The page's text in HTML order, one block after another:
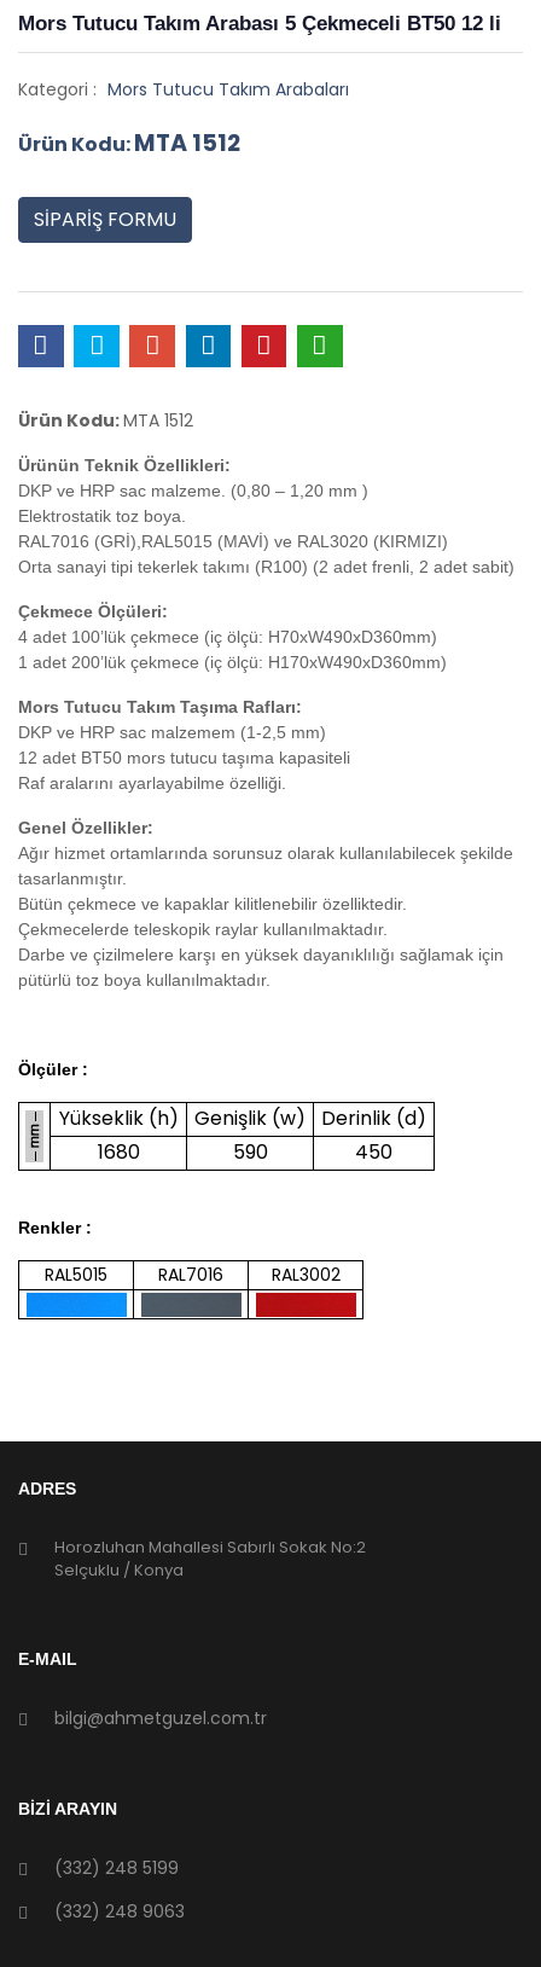
Mors Tutucu Takım Arabası 5 Çekmeceli BT50 12 li
Kategori : Mors Tutucu Takım Arabaları
Ürün Kodu:MTA 1512
SİPARİŞ FORMU
Ürün Kodu:MTA 1512
Ürünün Teknik Özellikleri:
DKP ve HRP sac malzeme. (0,80 – 1,20 mm )
Elektrostatik toz boya.
RAL7016 (GRİ),RAL5015 (MAVİ) ve RAL3020 (KIRMIZI)
Orta sanayi tipi tekerlek takımı (R100) (2 adet frenli, 2 adet sabit)
Çekmece Ölçüleri:
4 adet 100’lük çekmece (iç ölçü: H70xW490xD360mm)
1 adet 200’lük çekmece (iç ölçü: H170xW490xD360mm)
Mors Tutucu Takım Taşıma Rafları:
DKP ve HRP sac malzemem (1-2,5 mm)
12 adet BT50 mors tutucu taşıma kapasiteli
Raf aralarını ayarlayabilme özelliği.
Genel Özellikler:
Ağır hizmet ortamlarında sorunsuz olarak kullanılabilecek şekilde
tasarlanmıştır.
Bütün çekmece ve kapaklar kilitlenebilir özelliktedir.
Çekmecelerde teleskopik raylar kullanılmaktadır.
Darbe ve çizilmelere karşı en yüksek dayanıklılığı sağlamak için
pütürlü toz boya kullanılmaktadır.
Ölçüler :
Yükseklik (h) Genişlik (w)
Derinlik (d)
1680
590 450
Renkler :
RAL5015 RAL7016 RAL3002
ADRES
Horozluhan Mahallesi Sabırlı Sokak No:2
Selçuklu / Konya
E-MAIL
bilgi@ahmetguzel.com.tr
BİZİ ARAYIN
(332) 248 5199
(332) 248 9063